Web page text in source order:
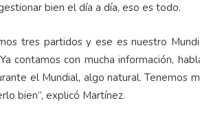
bien el día a día, eso es todo.
tres partidos y ese es nuestro
contamos con mucha información,
el Mundial, algo natural. Tenemos
bien”, explicó Martínez.